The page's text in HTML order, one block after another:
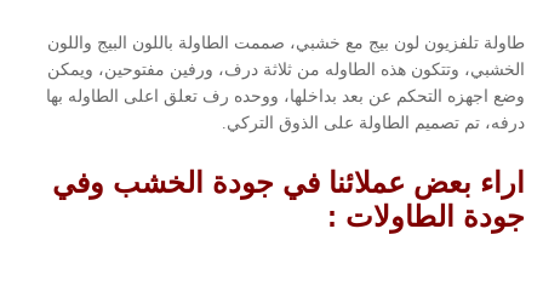
طاولة تلفزيون لون بيج مع خشبي، صممت الطاولة باللون البيج واللون
الخشبي، وتتكون هذه الطاوله من ثلاثة درف، ورفين مفتوحين، ويمكن
وضع اجهزه التحكم عن بعد بداخلها، ووحده رف تعلق اعلى الطاوله بها
درفه، تم تصميم الطاولة على الذوق التركي.
اراء بعض عملائنا في جودة الخشب وفي
جودة الطاولات :